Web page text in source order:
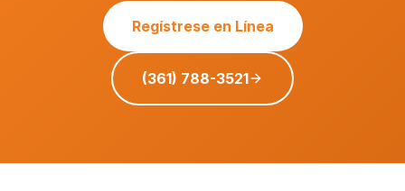
Regístrese en Línea
(361) 788-3521